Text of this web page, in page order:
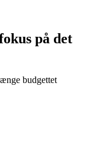
på det
budgettet